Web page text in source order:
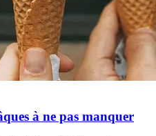
à ne pas manquer